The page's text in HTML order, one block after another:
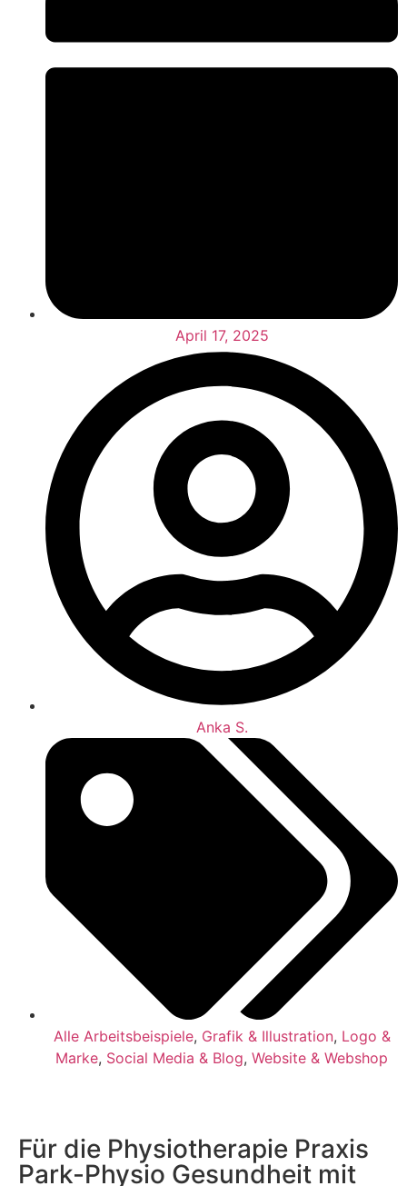
April 17, 2025
Anka S.
Alle Arbeitsbeispiele, Grafik & Illustration, Logo &
Marke, Social Media & Blog, Website & Webshop
Für die Physiotherapie Praxis
Park-Physio Gesundheit mit